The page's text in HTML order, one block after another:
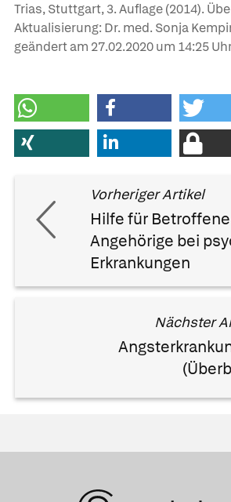
Trias, Stuttgart, 3. Auflage (2014).
Aktualisierung: Dr. med. Sonja
geändert am 27.02.2020um 14:25
Vorheriger Artikel
Hilfe für
Angehörige bei
Erkrankungen
Nächster